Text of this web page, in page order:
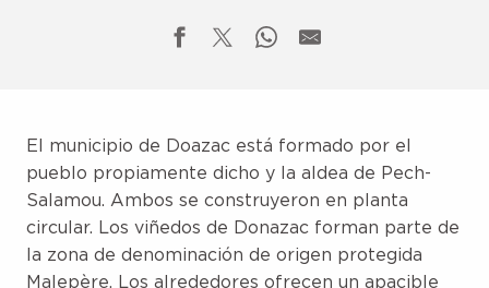
El municipio de Doazac está formado por el
pueblo propiamente dicho y la aldea de Pech-
Salamou. Ambos se construyeron en planta
circular. Los viñedos de Donazac forman parte de
la zona de denominación de origen protegida
Malepère. Los alrededores ofrecen un apacible